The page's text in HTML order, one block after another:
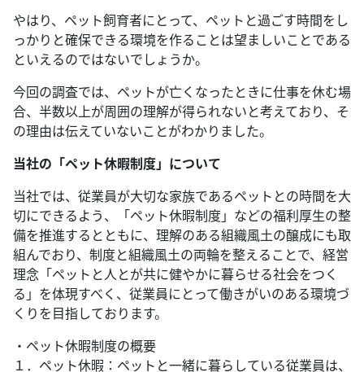
やはり、ペット飼育者にとって、ペットと過ごす時間をし
っかりと確保できる環境を作ることは望ましいことである
といえるのではないでしょうか。
今回の調査では、ペットが亡くなったときに仕事を休む場
合、半数以上が周囲の理解が得られないと考えており、そ
の理由は伝えていないことがわかりました。
当社の「ペット休暇制度」について
当社では、従業員が大切な家族であるペットとの時間を大
切にできるよう、「ペット休暇制度」などの福利厚生の整
備を推進するとともに、理解のある組織風土の醸成にも取
組んでおり、制度と組織風土の両輪を整えることで、経営
理念「ペットと人とが共に健やかに暮らせる社会をつく
る」を体現すべく、従業員にとって働きがいのある環境づ
くりを目指しております。
・ペット休暇制度の概要
１．ペット休暇：ペットと一緒に暮らしている従業員は、